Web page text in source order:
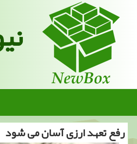
رفع تعهد ارزی آسان می شود